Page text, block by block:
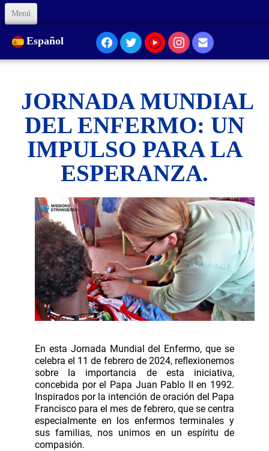
Menú
Inicio
Sobre Nosotros
Formación
Animación
Apóyenos
Código de Ética
Contacto
Español
JORNADA MUNDIAL
DEL ENFERMO: UN
IMPULSO PARA LA
ESPERANZA.
En esta Jornada Mundial del Enfermo, que se
celebra el 11 de febrero de 2024, reflexionemos
sobre la importancia de esta iniciativa,
concebida por el Papa Juan Pablo II en 1992.
Inspirados por la intención de oración del Papa
Francisco para el mes de febrero, que se centra
especialmente en los enfermos terminales y
sus familias, nos unimos en un espíritu de
compasión.